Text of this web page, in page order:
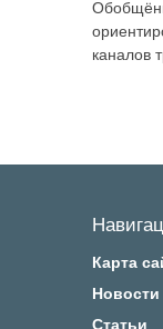
каналов
Карта
Новости
Статьи